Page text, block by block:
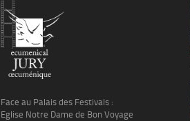
Face au Palais des Festivals :
Eglise Notre Dame de Bon Voyage